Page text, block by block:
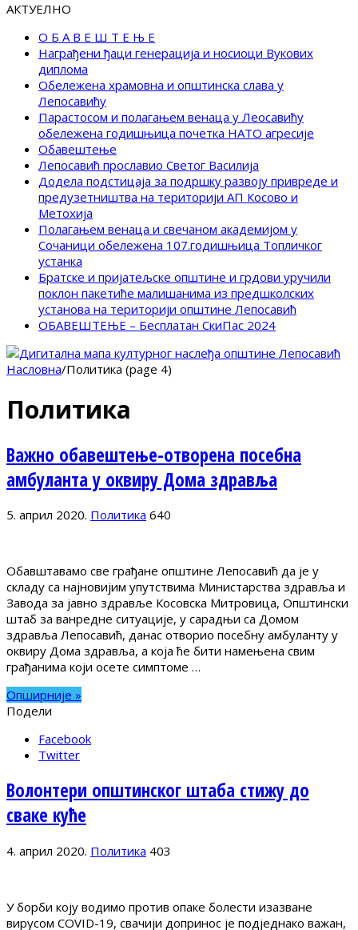
АКТУЕЛНО
О Б А В Е Ш Т Е Њ Е
Награђени ђаци генерација и носиоци Вукових
диплома
Обележена храмовна и општинска слава у
Лепосавићу
Парастосом и полагањем венаца у Леосавићу
обележена годишњица почетка НАТО агресије
Обавештење
Лепосавић прославио Светог Василија
Додела подстицаја за подршку развоју привреде и
предузетништва на територији АП Косово и
Метохија
Полагањем венаца и свечаном академијом у
Сочаници обележена 107.годишњица Топличког
устанка
Братске и пријатељске општине и грдови уручили
поклон пакетиће малишанима из предшколских
установа на територији општине Лепосавић
ОБАВЕШТЕЊЕ – Бесплатан СкиПас 2024
Насловна/Политика (page 4)
Политика
Важно обавештење-отворена посебна
амбуланта у оквиру Дома здравља
5. април 2020. Политика 640
Обавштавамо све грађане општине Лепосавић да је у
складу са најновијим упутствима Министарства здравља и
Завода за јавно здравље Косовска Митровица, Општински
штаб за ванредне ситуације, у сарадњи са Домом
здравља Лепосавић, данас отворио посебну амбуланту у
оквиру Дома здравља, а која ће бити намењена свим
грађанима који осете симптоме …
Опширније »
Подели
Facebook
Twitter
Волонтери општинског штаба стижу до
сваке куће
4. април 2020. Политика 403
У борби коју водимо против опаке болести изазване
вирусом COVID-19, свачији допринос је подједнако важан,